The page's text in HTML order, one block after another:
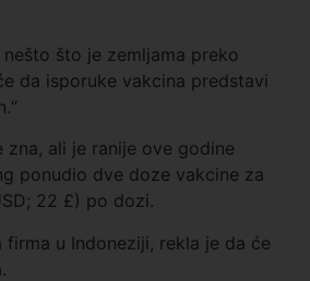
nešto što je zemljama preko
da isporuke vakcina predstavi
zna, ali je ranije ove godine
ponudio dve doze vakcine za
22 £) po dozi.
firma u Indoneziji, rekla je da će